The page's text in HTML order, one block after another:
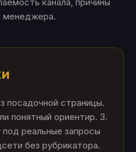
менеджера.
посадочной страницы.
понятный ориентир. 3.
реальные запросы
без рубрикатора.